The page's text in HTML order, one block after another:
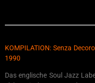
KOMPILATION: Senza
1990
Das englische Soul Jazz